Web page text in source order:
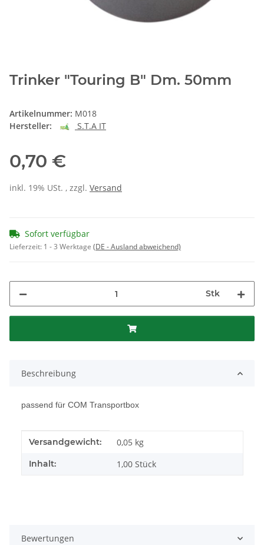
Trinker "Touring B" Dm. 50mm
Artikelnummer: M018
Hersteller:
S.T.A IT
0,70 €
inkl. 19% USt. , zzgl. Versand
Sofort verfügbar
Lieferzeit: 1 - 3 Werktage (DE - Ausland abweichend)
Stk
Beschreibung
passend für COM Transportbox
Produkteigenschaft
Wert
Versandgewicht: 0,05 kg
Inhalt: 1,00 Stück
Bewertungen